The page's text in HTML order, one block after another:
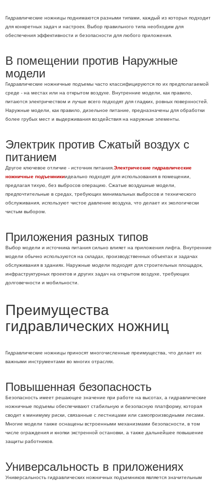
Гидравлические ножницы поднимаются разными типами, каждый из которых подходит
для конкретных задач и настроек. Выбор правильного типа необходим для
обеспечения эффективности и безопасности для любого приложения.
В помещении против Наружные
модели
Гидравлические ножничные подъемы часто классифицируются по их предполагаемой
среде - на местах или на открытом воздухе. Внутренние модели, как правило,
питаются электричеством и лучше всего подходят для гладких, ровных поверхностей.
Наружные модели, как правило, дизельное питание, предназначены для обработки
более грубых мест и выдерживания воздействия на наружные элементы.
Электрик против Сжатый воздух с
питанием
Другое ключевое отличие - источник питания.Электрические гидравлические
ножничные подъемникиидеально подходят для использования в помещении,
предлагая тихую, без выбросов операцию. Сжатые воздушные модели,
предпочтительные в средах, требующих минимальных выбросов и технического
обслуживания, используют чистое давление воздуха, что делает их экологически
чистым выбором.
Приложения разных типов
Выбор модели и источника питания сильно влияет на приложения лифта. Внутренние
модели обычно используются на складах, производственных объектах и ​​задачах
обслуживания в зданиях. Наружные модели подходят для строительных площадок,
инфраструктурных проектов и других задач на открытом воздухе, требующих
долговечности и мобильности.
Преимущества
гидравлических ножниц
Гидравлические ножницы приносят многочисленные преимущества, что делает их
важными инструментами во многих отраслях.
Повышенная безопасность
Безопасность имеет решающее значение при работе на высотах, а гидравлические
ножничные подъемы обеспечивают стабильную и безопасную платформу, которая
сводит к минимуму риски, связанные с лестницами или самопроизводными лесами.
Многие модели также оснащены встроенными механизмами безопасности, в том
числе ограждения и кнопки экстренной остановки, а также дальнейшее повышение
защиты работников.
Универсальность в приложениях
Универсальность гидравлических ножничных подъемников является значительным